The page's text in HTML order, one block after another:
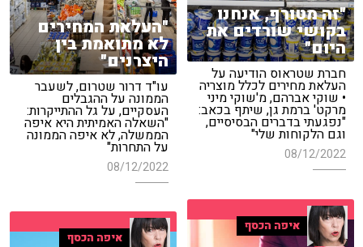
"זה מטורף, אנחנו
בקושי שורדים את
היום"
חברת שטראוס הודיעה על
העלאת מחירים לכלל מוצריה
• שוקי אברהם, מ'שוקי מיני
מרקט' ברמת גן, שיתף בכאב:
"נפגעתי בדברים הבסיסיים,
וגם הלקוחות שלי"
08/12/2022
"העלאת המחירים
לא מתואמת בין
היצרנים"
עו"ד דרור שטרום, לשעבר
הממונה על ההגבלים
העסקיים, על גל ההתייקרות:
"השאלה האמיתית היא איפה
הממשלה, לא איפה הממונה
על התחרות"
08/12/2022
איפה הכסף
איפה הכסף